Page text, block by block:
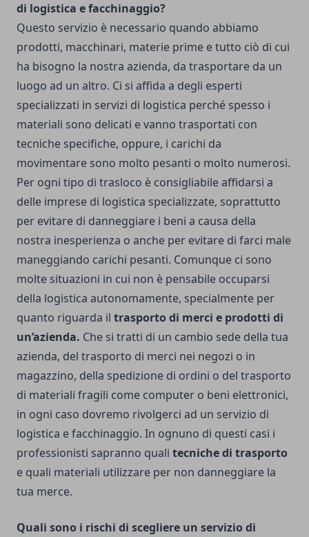
di logistica e facchinaggio?
Questo servizio è necessario quando abbiamo
prodotti, macchinari, materie prime e tutto ciò di cui
ha bisogno la nostra azienda, da trasportare da un
luogo ad un altro. Ci si affida a degli esperti
specializzati in servizi di logistica perché spesso i
materiali sono delicati e vanno trasportati con
tecniche specifiche, oppure, i carichi da
movimentare sono molto pesanti o molto numerosi.
Per ogni tipo di trasloco è consigliabile affidarsi a
delle imprese di logistica specializzate, soprattutto
per evitare di danneggiare i beni a causa della
nostra inesperienza o anche per evitare di farci male
maneggiando carichi pesanti. Comunque ci sono
molte situazioni in cui non è pensabile occuparsi
della logistica autonomamente, specialmente per
quanto riguarda il trasporto di merci e prodotti di
un’azienda. Che si tratti di un cambio sede della tua
azienda, del trasporto di merci nei negozi o in
magazzino, della spedizione di ordini o del trasporto
di materiali fragili come computer o beni elettronici,
in ogni caso dovremo rivolgerci ad un servizio di
logistica e facchinaggio. In ognuno di questi casi i
professionisti sapranno quali tecniche di trasporto
e quali materiali utilizzare per non danneggiare la
tua merce.
Quali sono i rischi di scegliere un servizio di